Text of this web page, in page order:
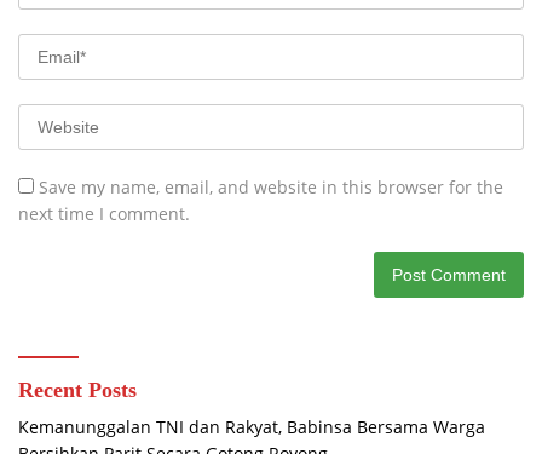
Save my name, email, and website in this browser for the
next time I comment.
Recent Posts
Kemanunggalan TNI dan Rakyat, Babinsa Bersama Warga